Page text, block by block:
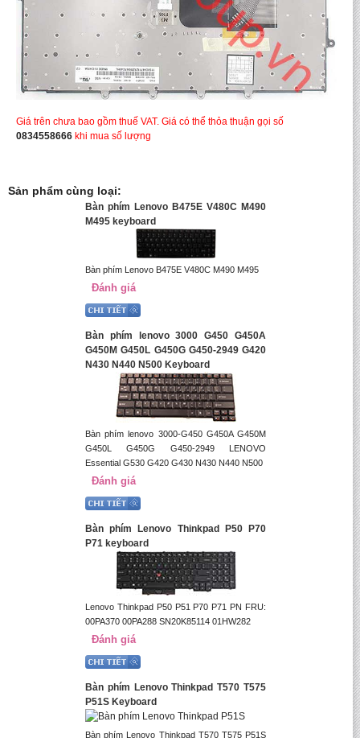
Giá trên chưa bao gồm thuế VAT. Giá có thể thỏa thuận gọi số
0834558666 khi mua số lượng
Sản phẩm cùng loại:
Bàn phím Lenovo B475E V480C M490
M495 keyboard
Bàn phím Lenovo B475E V480C M490 M495
Đánh giá
Bàn phím lenovo 3000 G450 G450A
G450M G450L G450G G450-2949 G420
N430 N440 N500 Keyboard
Bàn phím lenovo 3000-G450 G450A G450M
G450L G450G G450-2949 LENOVO
Essential G530 G420 G430 N430 N440 N500
Đánh giá
Bàn phím Lenovo Thinkpad P50 P70
P71 keyboard
Lenovo Thinkpad P50 P51 P70 P71 PN FRU:
00PA370 00PA288 SN20K85114 01HW282
Đánh giá
Bàn phím Lenovo Thinkpad T570 T575
P51S Keyboard
Bàn phím Lenovo Thinkpad T570 T575 P51S